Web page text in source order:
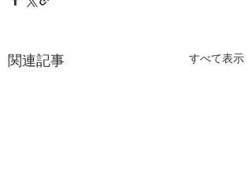
関連記事 すべて表示